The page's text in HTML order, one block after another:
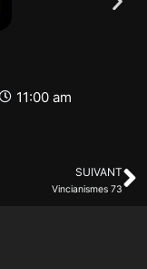
11:00 am
SUIVANT
Vincianismes 73